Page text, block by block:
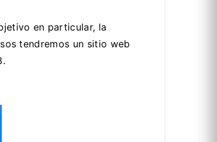
en particular, la
tendremos un sitio web